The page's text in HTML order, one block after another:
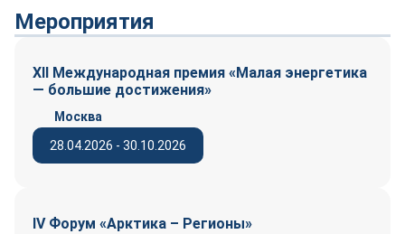
Мероприятия
XII Международная премия «Малая энергетика
— большие достижения»
28.04.2026 - 30.10.2026
Москва
IV Форум «Арктика – Регионы»